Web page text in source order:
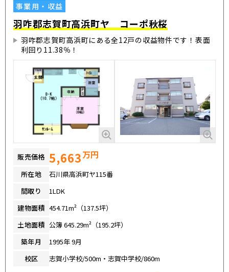
事業用・収益
羽咋郡志賀町高浜町ヤ コーポ秋桜
羽咋郡志賀町高浜町にある全12戸の収益物件です！表面
利回り11.38％！
販売価格 5,663万円
所在地
石川県高浜町ヤ115番
間取り
1LDK
建物面積 454.71m²（137.5坪）
土地面積 公簿 645.29m²（195.2坪）
築年月
1995年 9月
校区
志賀小学校/500m・志賀中学校/860m